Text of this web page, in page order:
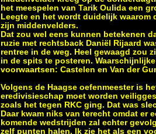
het meespelen van Tarik Oulida een
Leegte en het wordt duidelijk
zijn middenvelders.
Dat zou wel eens kunnen betekenen
ruzie met rechtsback Daniël Rijaard
rentree in de weg. Heel gewaagd zou
in de spits te posteren.
voorwaartsen: Castelen en Van der
Volgens de Haagse oefenmeester is
eredivisieschap moet worden
zoals het tegen RKC ging. Dat was
Daar kwam niks van terecht omdat er
komende wedstrijden zal echter
zelf punten halen. Ik zie het als een